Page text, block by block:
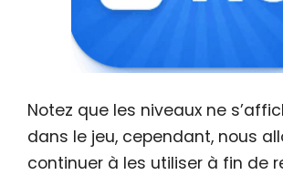
Notez que les niveaux ne
dans le jeu, cependant, nous
continuer à les utiliser à fin de